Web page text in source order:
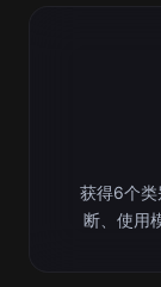
获得6个
断、使用